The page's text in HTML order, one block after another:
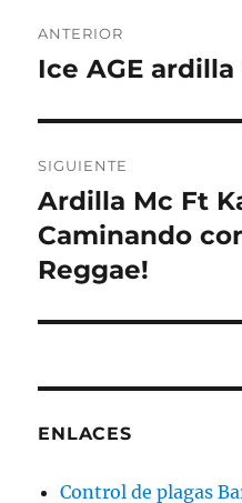
de
ANTERIOR
Entrada
Ice AGE
SIGUIENTE
Entrada
siguiente:
Ardilla Mc Ft
Caminando
Reggae!
ENLACES
Control de plagas